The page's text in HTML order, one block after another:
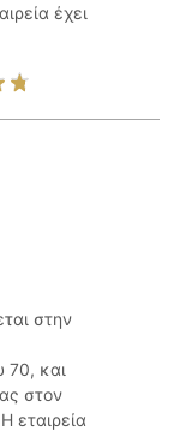
έχει
στην
70, και
στον
εταιρεία